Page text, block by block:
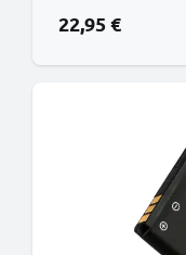
22,95 €